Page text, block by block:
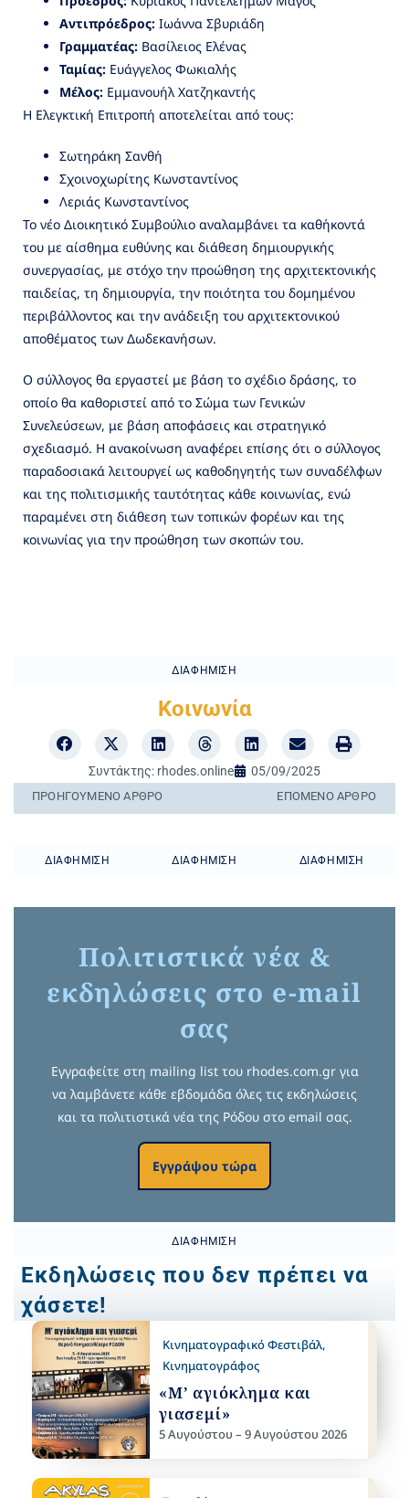
Αντιπρόεδρος: Ιωάννα Σβυριάδη
Γραμματέας: Βασίλειος Ελένας
Ταμίας: Ευάγγελος Φωκιαλής
Μέλος: Εμμανουήλ Χατζηκαντής
Η Ελεγκτική Επιτροπή αποτελείται από τους:
Σωτηράκη Σανθή
Σχοινοχωρίτης Κωνσταντίνος
Λεριάς Κωνσταντίνος
Το νέο Διοικητικό Συμβούλιο αναλαμβάνει τα καθήκοντά
του με αίσθημα ευθύνης και διάθεση δημιουργικής
συνεργασίας, με στόχο την προώθηση της αρχιτεκτονικής
παιδείας, τη δημιουργία, την ποιότητα του δομημένου
περιβάλλοντος και την ανάδειξη του αρχιτεκτονικού
αποθέματος των Δωδεκανήσων.
Ο σύλλογος θα εργαστεί με βάση το σχέδιο δράσης, το
οποίο θα καθοριστεί από το Σώμα των Γενικών
Συνελεύσεων, με βάση αποφάσεις και στρατηγικό
σχεδιασμό. Η ανακοίνωση αναφέρει επίσης ότι ο σύλλογος
παραδοσιακά λειτουργεί ως καθοδηγητής των συναδέλφων
και της πολιτισμικής ταυτότητας κάθε κοινωνίας, ενώ
παραμένει στη διάθεση των τοπικών φορέων και της
κοινωνίας για την προώθηση των σκοπών του.
ΔΙΑΦΉΜΙΣΗ
Κοινωνία
Συντάκτης: rhodes.online 05/09/2025
ΠΡΟΗΓΟΎΜΕΝO ΆΡΘΡΟ ΕΠΌΜΕΝΟ ΆΡΘΡΟ
ΔΙΑΦΉΜΙΣΗ ΔΙΑΦΉΜΙΣΗ ΔΙΑΦΉΜΙΣΗ
Πολιτιστικά νέα &
εκδηλώσεις στο e-mail
σας
Εγγραφείτε στη mailing list του rhodes.com.gr για
να λαμβάνετε κάθε εβδομάδα όλες τις εκδηλώσεις
και τα πολιτιστικά νέα της Ρόδου στο email σας.
Εγγράψου τώρα
ΔΙΑΦΉΜΙΣΗ
Εκδηλώσεις που δεν πρέπει να
χάσετε!
Κινηματογραφικό Φεστιβάλ,
Κινηματογράφος
«Μ’ αγιόκλημα και
γιασεμί»
5 Αυγούστου – 9 Αυγούστου 2026